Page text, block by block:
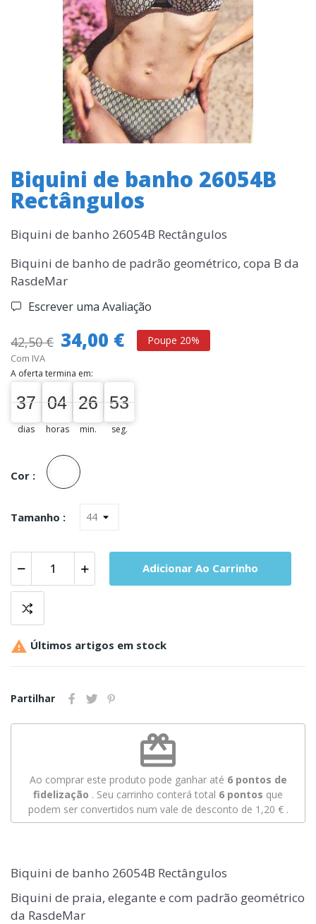
Biquini de banho 26054B
Rectângulos
Biquini de banho 26054B Rectângulos
Biquini de banho de padrão geométrico, copa B da
RasdeMar
Escrever uma Avaliação
42,50 € 34,00 € Poupe 20%
Com IVA
A oferta termina em:
37
37
00
dias
04
04
00
horas
26
26
00
min.
53
53
54
seg.
Cor :
Unica
Tamanho :
Adicionar Ao Carrinho
 Últimos artigos em stock
Partilhar
redeem
Ao comprar este produto pode ganhar até 6pontos de
fidelização . Seu carrinho conterá total 6 pontos que
podem ser convertidos num vale de desconto de 1,20 €.
Biquini de banho 26054B Rectângulos
Biquini de praia, elegante e com padrão geométrico
da RasdeMar